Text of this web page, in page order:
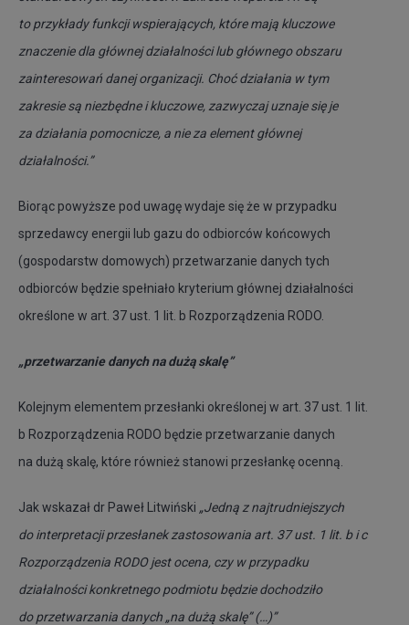
to przykłady funkcji wspierających, które mają kluczowe
znaczenie dla głównej działalności lub głównego obszaru
zainteresowań danej organizacji. Choć działania w tym
zakresie są niezbędne i kluczowe, zazwyczaj uznaje się je
za działania pomocnicze, a nie za element głównej
działalności.”
Biorąc powyższe pod uwagę wydaje się że w przypadku
sprzedawcy energii lub gazu do odbiorców końcowych
(gospodarstw domowych) przetwarzanie danych tych
odbiorców będzie spełniało kryterium głównej działalności
określone w art. 37 ust. 1 lit. b Rozporządzenia RODO.
„przetwarzanie danych na dużą skalę”
Kolejnym elementem przesłanki określonej w art. 37 ust. 1 lit.
b Rozporządzenia RODO będzie przetwarzanie danych
na dużą skalę, które również stanowi przesłankę ocenną.
Jak wskazał dr Paweł Litwiński „Jedną z najtrudniejszych
do interpretacji przesłanek zastosowania art. 37 ust. 1 lit. b i c
Rozporządzenia RODO jest ocena, czy w przypadku
działalności konkretnego podmiotu będzie dochodziło
do przetwarzania danych „na dużą skalę” (…)”